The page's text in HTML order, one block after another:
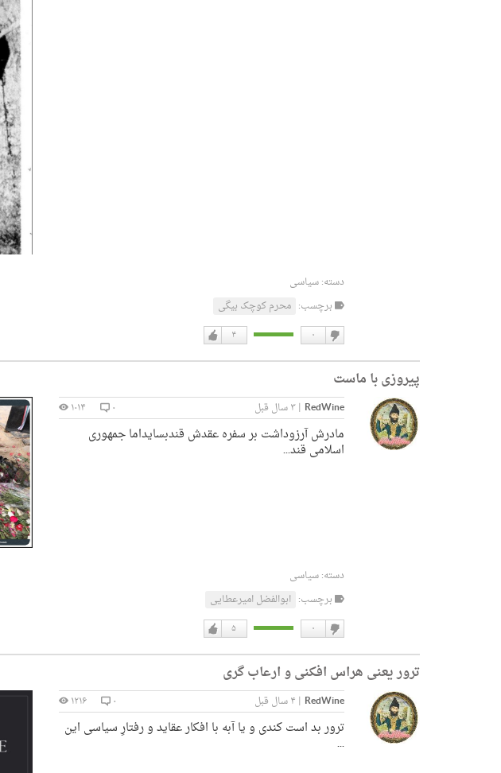
دسته:سیاسی
برچسب: محرم کوچک بیگی
۴ ۰
پیروزی با ماست
RedWine
|۳ سال قبل ۰ ۱۰۱۴
مادرش آرزوداشت بر سفره عقدش قندبسایداما جمهوری
اسلامی قند...
دسته:سیاسی
برچسب: ابوالفضل امیرعطایی
۵ ۰
نداشتن
ترور یعنی هراس افکنی و ارعاب گری
RedWine
| ۴ سال قبل ۰ ۱۲۱۶
ترور بد است کندی و یا آبه با افکار عقاید و رفتارِ سیاسی این
...